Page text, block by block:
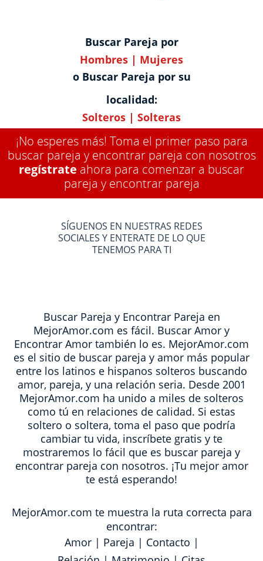
Buscar Pareja por
Hombres | Mujeres
o Buscar Pareja por su
localidad:
Solteros | Solteras
¡No esperes más! Toma el primer paso para
buscar pareja y encontrar pareja con nosotros
regístrate ahora para comenzar a buscar
pareja y encontrar pareja
SÍGUENOS EN NUESTRAS REDES
SOCIALES Y ENTERATE DE LO QUE
TENEMOS PARA TI
Buscar Pareja y Encontrar Pareja en
MejorAmor.com es fácil. Buscar Amor y
Encontrar Amor también lo es. MejorAmor.com
es el sitio de buscar pareja y amor más popular
entre los latinos e hispanos solteros buscando
amor, pareja, y una relación seria. Desde 2001
MejorAmor.com ha unido a miles de solteros
como tú en relaciones de calidad. Si estas
soltero o soltera, toma el paso que podría
cambiar tu vida, inscríbete gratis y te
mostraremos lo fácil que es buscar pareja y
encontrar pareja con nosotros. ¡Tu mejor amor
te está esperando!
MejorAmor.com te muestra la ruta correcta para
encontrar:
Amor| Pareja | Contacto |